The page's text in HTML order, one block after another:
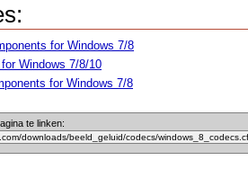
for Windows 7/8
Windows 7/8/10
for Windows 7/8
te linken: